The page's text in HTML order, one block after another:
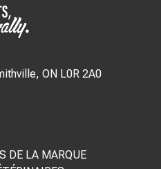
Creek Road Smithville, ON L0R 2A0
DE LA MARQUE